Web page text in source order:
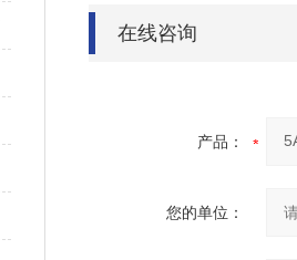
在线咨询
产品：
您的单位：